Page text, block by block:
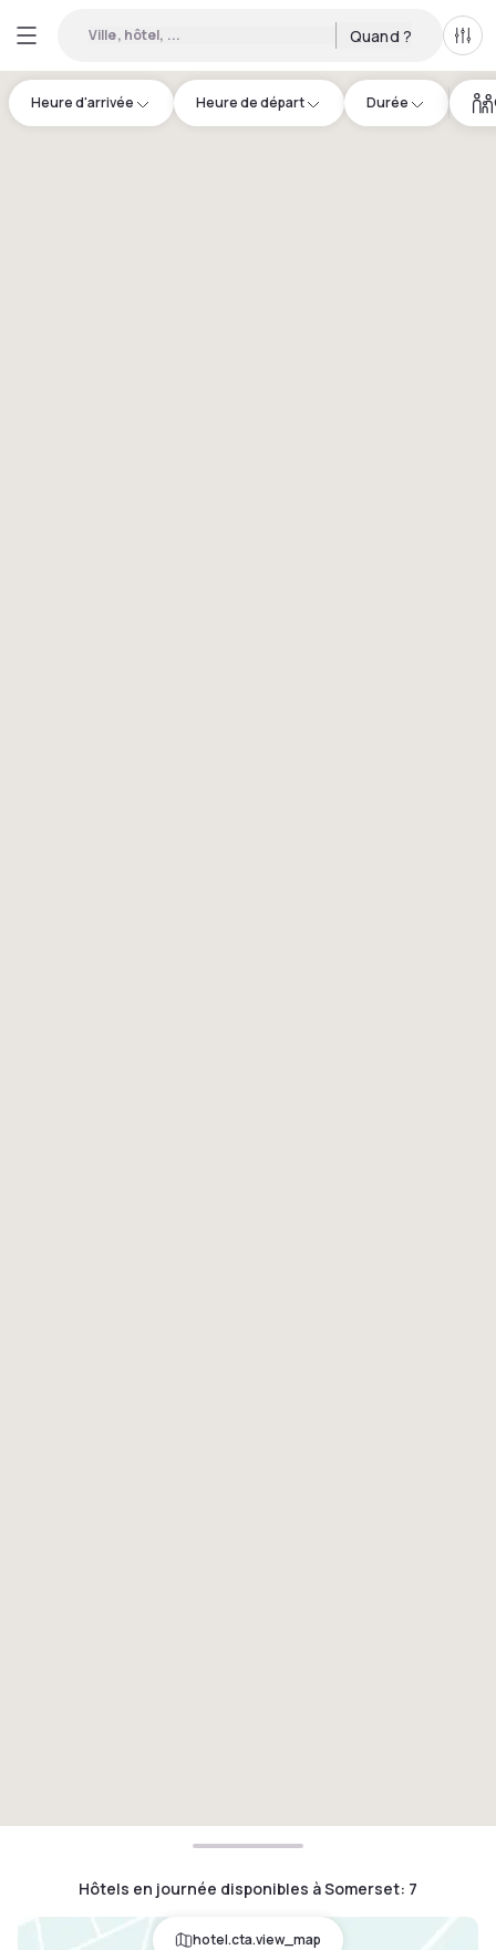
Ville, hôtel, ... Quand ?
Heure d'arrivée Heure de départ Durée
Hôtels en journée disponibles à Somerset: 7
hotel.cta.view_map